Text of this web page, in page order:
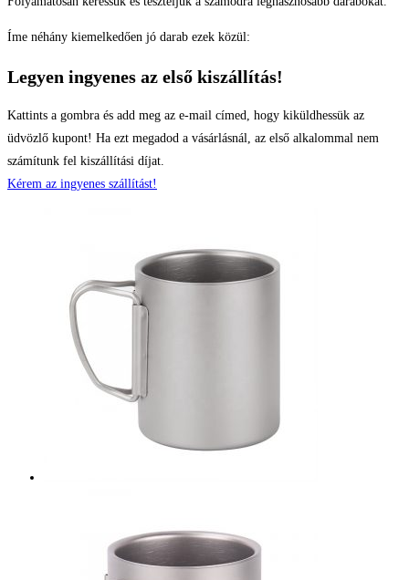
Íme néhány kiemelkedően jó darab ezek közül:
Legyen ingyenes az első kiszállítás!
Kattints a gombra és add meg az e-mail címed, hogy kiküldhessük az
üdvözlő kupont! Ha ezt megadod a vásárlásnál, az első alkalommal nem
számítunk fel kiszállítási díjat.
Kérem az ingyenes szállítást!